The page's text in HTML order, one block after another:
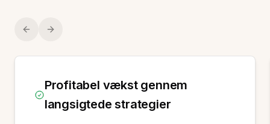
Previous slide
Next slide
Profitabel vækst gennem
langsigtede strategier